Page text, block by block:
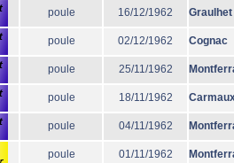
poule 16/12/1962 Graulhet
poule 02/12/1962 Cognac
poule 25/11/1962
poule 18/11/1962
poule 04/11/1962
poule 01/11/1962